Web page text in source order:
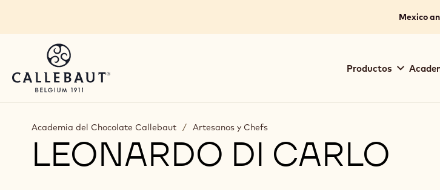
Mexico
navigation
Productos
Academia del Chocolate Callebaut / Artesanos y Chefs
LEONARDO DI CARLO